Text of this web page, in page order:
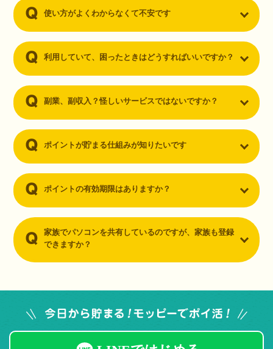
使い方がよくわからなくて不安です
利用していて、困ったときはどうすればいいですか？
副業、副収入？怪しいサービスではないですか？
ポイントが貯まる仕組みが知りたいです
ポイントの有効期限はありますか？
家族でパソコンを共有しているのですが、家族も登録
できますか？